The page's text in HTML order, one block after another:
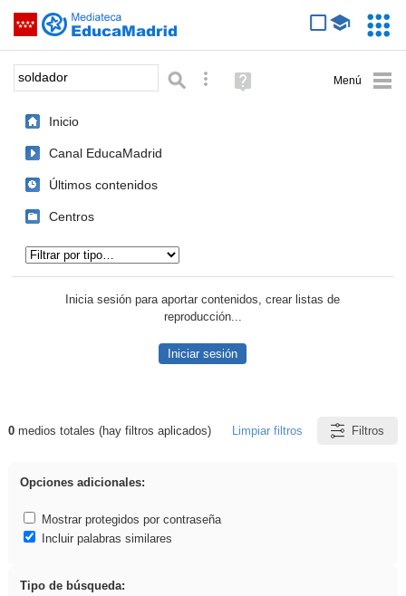
Saltar navegación
Palabra o frase: Búsqueda avanzada
Ayuda
(en
Inicio
Canal EducaMadrid
Últimos contenidos
Centros
Inicia sesión para aportar contenidos, crear listas de
reproducción...
Iniciar sesión
Resultados de: soldador
0medios totales (hay filtros aplicados) Limpiar filtros Filtros
Opciones adicionales:
Mostrar protegidos por contraseña
Incluir palabras similares
Tipo de búsqueda: